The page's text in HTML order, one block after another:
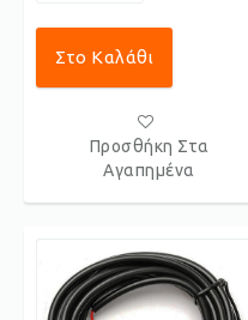
Στο Καλάθι
Προσθήκη Στα
Αγαπημένα